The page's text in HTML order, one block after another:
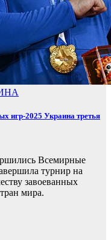
игр-2025 Украина третья
Всемирные
турнир на
завоеванных
мира.